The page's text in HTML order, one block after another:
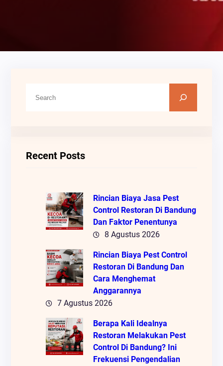
Recent Posts
Rincian Biaya Jasa Pest
Control Restoran Di Bandung
Dan Faktor Penentunya
8 Agustus 2026
Rincian Biaya Pest Control
Restoran Di Bandung Dan
Cara Menghemat
Anggarannya
7 Agustus 2026
Berapa Kali Idealnya
Restoran Melakukan Pest
Control Di Bandung? Ini
Frekuensi Pengendalian